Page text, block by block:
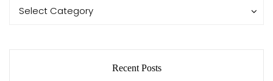
Categories
Select Category
Categories
Recent Posts